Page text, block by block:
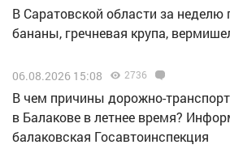
В Саратовской области за неделю
бананы, гречневая крупа,
06.08.2026 15:08 2736
В чем причины дорожно-
в Балакове в летнее время?
балаковская Госавтоинспекция